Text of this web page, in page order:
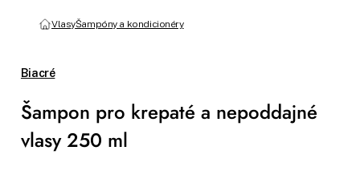
VlasyŠampóny a kondicionéry
Biacré
Šampon pro krepaté a nepoddajné
vlasy 250 ml